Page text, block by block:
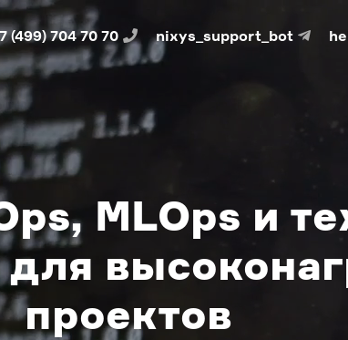
(499) 704 70 70 nixys_support_bot
MLOps и
для
проектов